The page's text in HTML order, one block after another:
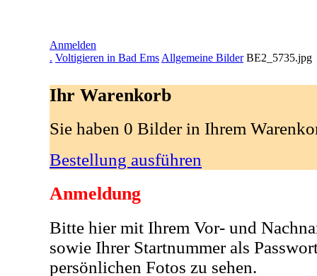
Anmelden
. Voltigieren in Bad Ems Allgemeine Bilder BE2_5735.jpg
Ihr Warenkorb
Sie haben 0 Bilder in Ihrem
Bestellung ausführen
Anmeldung
Bitte hier mit Ihrem Vor- und
sowie Ihrer Startnummer als
persönlichen Fotos zu sehen.